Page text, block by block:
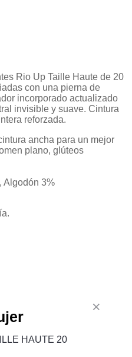
Rio Up Taille Haute de 20
con una pierna de
incorporado actualizado
invisible y suave. Cintura
reforzada.
ancha para un mejor
plano, glúteos
Algodón 3%